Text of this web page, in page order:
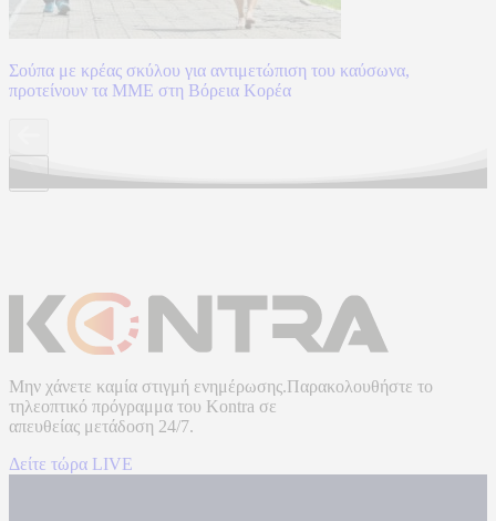
Σούπα με κρέας σκύλου για αντιμετώπιση του καύσωνα,
προτείνουν τα ΜΜΕ στη Βόρεια Κορέα
Μην χάνετε καμία στιγμή ενημέρωσης.Παρακολουθήστε το
τηλεοπτικό πρόγραμμα του Kontra σε
απευθείας μετάδοση 24/7.
Δείτε τώρα LIVE